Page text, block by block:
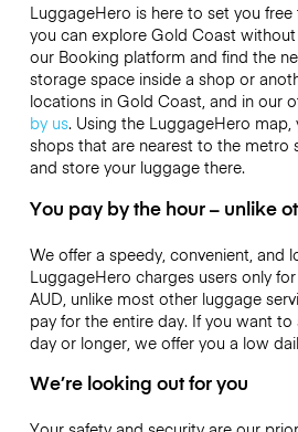
LuggageHero is here to set you
you can explore Gold Coast
our Booking platform and find the
storage space inside a shop or
locations in Gold Coast, and in our
by us. Using the LuggageHero map,
shops that are nearest to the metro
and store your luggage there.
You pay by the hour – unlike
We offer a speedy, convenient, and
LuggageHero charges users only
AUD , unlike most other luggage
pay for the entire day. If you want
day or longer, we offer you a low
We’re looking out for you